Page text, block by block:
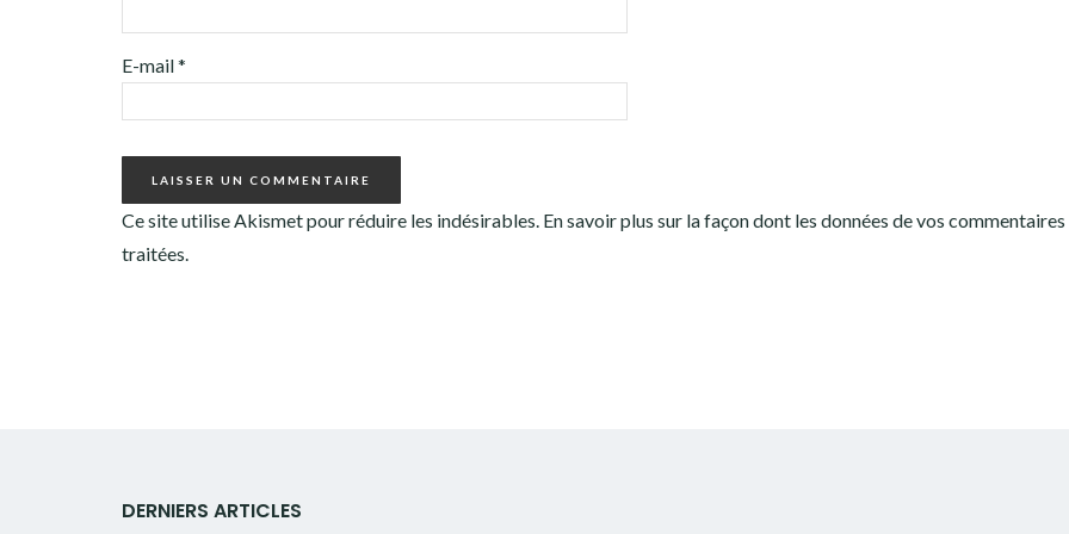
E-mail*
Ce site utilise Akismet pour réduire les indésirables. En savoir plus sur la façon dont les données de vos
traitées.
DERNIERS ARTICLES